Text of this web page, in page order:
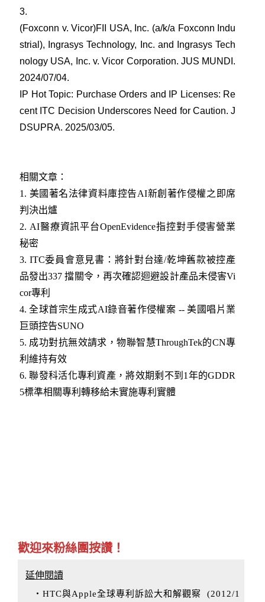
3.
(Foxconn v. Vicor)FII USA, Inc. (a/k/a Foxconn Indu
strial), Ingrasys Technology, Inc. and Ingrasys Tech
nology USA, Inc. v. Vicor Corporation. JUS MUNDI.
2024/07/04.
IP Hot Topic: Purchase Orders and IP Licenses: Re
cent ITC Decision Underscores Need for Caution. J
DSUPRA. 2025/03/05.
相關文章：
1. 美國著名法律資料庫控告AI新創著作侵權之即席
判決出爐
2. AI醫療資訊平台OpenEvidence指控對手侵害營業
秘密
3. ITC委員會意見書：將針對台達/乾坤舊款被控產
品發出337 擋關令，再次確認迴避設計產品未侵害Vi
cor專利
4.全球首宗生成式AI錄音著作侵權案 -- 美國唱片業
巨頭控告SUNO
5. 成功對抗無效請求，物聯智慧ThroughTek的CN專
利維持有效
6. 聯發科活化專利資產，將效期剩不到1年的GDDR
5標準相關專利轉移給未實施專利實體
歡迎來粉絲團按讚！
延伸閱讀
‧HTC與Apple全球專利訴訟大和解觀察 (2012/1